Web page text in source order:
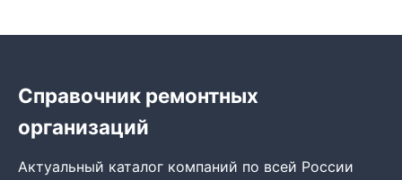
Справочник ремонтных
организаций
Актуальный каталог компаний по всей России